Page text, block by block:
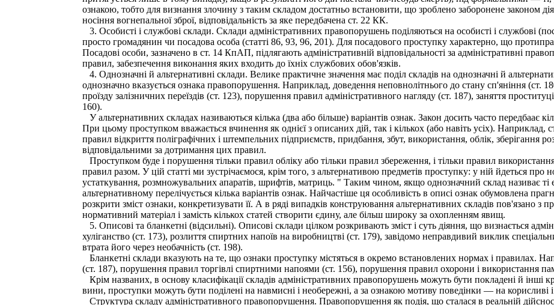
ознакою, тобто для визнання злочину з таким складом достатньо встановити, що зроблено заборонене законом
носіння вогнепальної зброї, відповідальність за яке передбачена ст. 22 КК.
3. Особисті і службові склади. Склади адміністративних правопорушень поділяються на особисті і службові
просто громадянин чи посадова особа (статті 86, 93, 96, 201). Для посадового проступку характерно, що
Посадові особи, зазначено в ст. 14 КпАП, підлягають адміністративній відповідальності за адміністративні
правил, забезпечення виконання яких входить до їхніх службових обов'язків.
4. Однозначні й альтернативні склади. Велике практичне значення має поділ складів на однозначні й
однозначно вказується ознака правопорушення. Наприклад, доведення неповнолітнього до стану сп'яніння (ст.
проїзду залізничних переїздів (ст. 123), порушення правил адміністративного нагляду (ст. 187), заняття
160).
У альтернативних складах називаються кілька (два або більше) варіантів ознак. Закон досить часто передбаає
При цьому проступком вважається вчинення як однієї з описаних дій, так і кількох (або навіть усіх).
правил відкриття поліграфічних і штемпельних підприємств, придбання, збут, використання, облік, зберігання
відповідальними за дотримання цих правил.
Проступком буде і порушення тільки правил обліку або тільки правил збереження, і тільки правил
правил разом. У цій статті ми зустрічаємося, крім того, з альтернативою предметів проступку: у ній йдеться
устаткування, розмножувальних апаратів, шрифтів, матриць. " Таким чином, якщо однозначний склад називає ті
альтернативному перелічується кілька варіантів ознак. Найчастіше ця особливість в описі ознак обумовлена
розкрити зміст ознаки, конкретизувати її. А в ряді випадків конструювання альтернативних складів пов'язано з
нормативний матеріал і замість кількох статей створити єдину, але більш широку за охопленням явищ.
5. Описові та бланкетні (відсильні). Описові склади цілком розкривають зміст і суть діяння, що визнається
хуліганство (ст. 173), розлиття спиртних напоїв на виробництві (ст. 179), завідомо неправдивий виклик
втрата його через необачність (ст. 198).
Бланкетні склади вказують на те, що ознаки проступку містяться в окремо встановлених нормах і правилах.
(ст. 187), порушення правил торгівлі спиртними напоями (ст. 156), порушення правил охорони і використання
Крім названих, в основу класифікації складів адміністративних правопорушень можуть бути покладені й інші
вини, проступки можуть бути поділені на навмисні і необережні, а за ознакою мотиву поведінки — на корисливі
Структура складу адміністративного правопорушення. Правопорушення як подія, що сталася в реальній